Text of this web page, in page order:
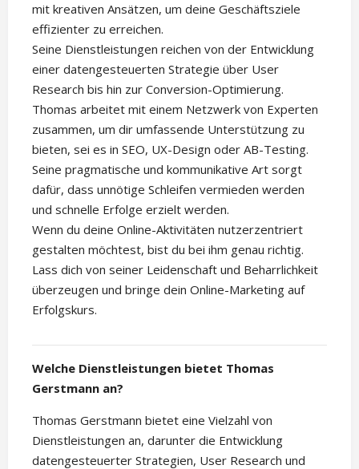
mit kreativen Ansätzen, um deine Geschäftsziele
effizienter zu erreichen.
Seine Dienstleistungen reichen von der Entwicklung
einer datengesteuerten Strategie über User
Research bis hin zur Conversion-Optimierung.
Thomas arbeitet mit einem Netzwerk von Experten
zusammen, um dir umfassende Unterstützung zu
bieten, sei es in SEO, UX-Design oder AB-Testing.
Seine pragmatische und kommunikative Art sorgt
dafür, dass unnötige Schleifen vermieden werden
und schnelle Erfolge erzielt werden.
Wenn du deine Online-Aktivitäten nutzerzentriert
gestalten möchtest, bist du bei ihm genau richtig.
Lass dich von seiner Leidenschaft und Beharrlichkeit
überzeugen und bringe dein Online-Marketing auf
Erfolgskurs.
Welche Dienstleistungen bietet Thomas
Gerstmann an?
Thomas Gerstmann bietet eine Vielzahl von
Dienstleistungen an, darunter die Entwicklung
datengesteuerter Strategien, User Research und